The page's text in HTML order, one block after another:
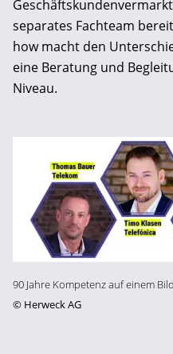
separates Fachteam
how macht den
eine Beratung und
Niveau.
90 Jahre Kompetenz auf einem
© Herweck AG